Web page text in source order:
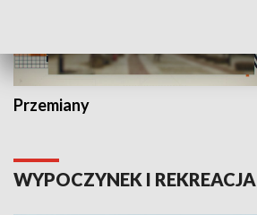
Przemiany
WYPOCZYNEK I REKREACJA